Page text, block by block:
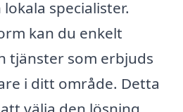
specialister.
kan du enkelt
tjänster som erbjuds
i ditt område. Detta